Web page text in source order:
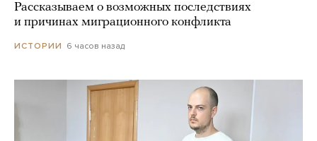
Рассказываем о возможных последствиях
и причинах миграционного конфликта
ИСТОРИИ 6 часов назад